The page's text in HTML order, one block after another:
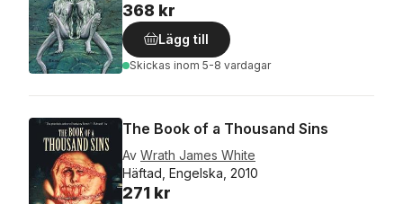
368 kr
Lägg till
Skickas inom 5-8 vardagar
The Book of a Thousand Sins
Av Wrath James White
Häftad, Engelska, 2010
271 kr